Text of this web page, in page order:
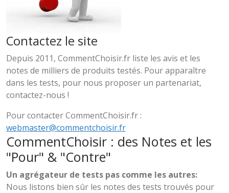
Contactez le site
Depuis 2011, CommentChoisir.fr liste les avis et les
notes de milliers de produits testés. Pour apparaître
dans les tests, pour nous proposer un partenariat,
contactez-nous !
Pour contacter CommentChoisir.fr :
webmaster@commentchoisir.fr
CommentChoisir : des Notes et les
"Pour" & "Contre"
Un agrégateur de tests pas comme les autres:
Nous listons bien sûr les notes des tests trouvés pour